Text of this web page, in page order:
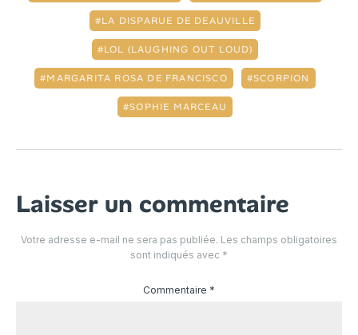
LA DISPARUE DE DEAUVILLE
LOL (LAUGHING OUT LOUD)
MARGARITA ROSA DE FRANCISCO SCORPION
SOPHIE MARCEAU
Laisser un commentaire
Votre adresse e-mail ne sera pas publiée. Les champs obligatoires
sont indiqués avec *
Commentaire *